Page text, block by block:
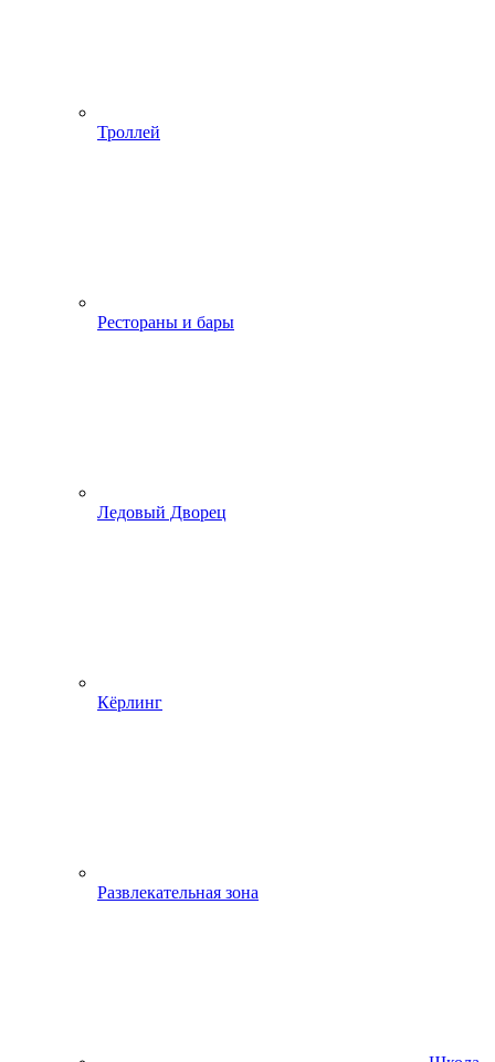
Троллей
Рестораны и бары
Ледовый Дворец
Кёрлинг
Развлекательная зона